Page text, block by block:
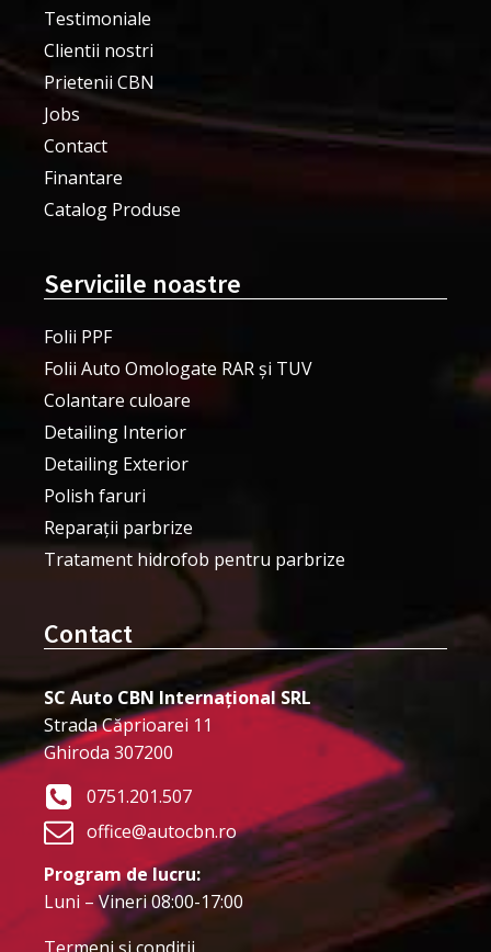
Testimoniale
Clientii nostri
Prietenii CBN
Jobs
Contact
Finantare
Catalog Produse
Serviciile noastre
Folii PPF
Folii Auto Omologate RAR și TUV
Colantare culoare
Detailing Interior
Detailing Exterior
Polish faruri
Reparații parbrize
Tratament hidrofob pentru parbrize
Contact
SC Auto CBN Internațional SRL
Strada Căprioarei 11
Ghiroda 307200
0751.201.507
office@autocbn.ro
Program de lucru:
Luni – Vineri 08:00-17:00